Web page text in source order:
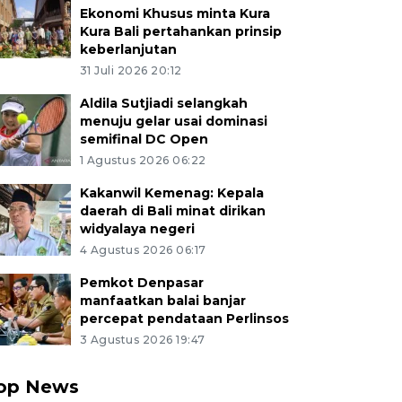
Ekonomi Khusus minta Kura
Kura Bali pertahankan prinsip
keberlanjutan
31 Juli 2026 20:12
Aldila Sutjiadi selangkah
menuju gelar usai dominasi
semifinal DC Open
1 Agustus 2026 06:22
Kakanwil Kemenag: Kepala
daerah di Bali minat dirikan
widyalaya negeri
4 Agustus 2026 06:17
Pemkot Denpasar
manfaatkan balai banjar
percepat pendataan Perlinsos
3 Agustus 2026 19:47
News